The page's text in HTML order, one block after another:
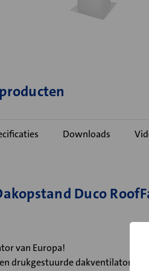
Downloads
Duco
van Europa!
drukgestuurde dakventilator